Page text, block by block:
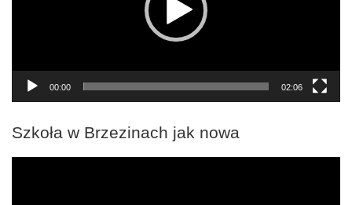
00:00 02:06
Szkoła w Brzezinach jak nowa